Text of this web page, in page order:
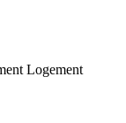
Logement